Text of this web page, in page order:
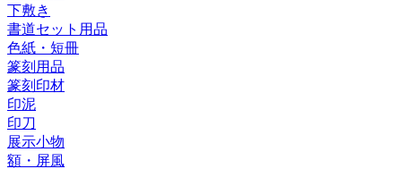
下敷き
書道セット用品
色紙・短冊
篆刻用品
篆刻印材
印泥
印刀
展示小物
額・屏風